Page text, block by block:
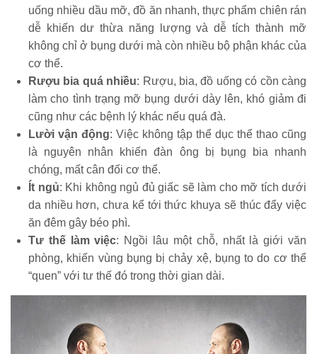
uống nhiều dầu mỡ, đồ ăn nhanh, thực phẩm chiên rán
dễ khiến dư thừa năng lượng và dễ tích thành mỡ
không chỉ ở bụng dưới mà còn nhiều bộ phận khác của
cơ thể.
Rượu bia quá nhiều: Rượu, bia, đồ uống có cồn càng
làm cho tình trạng mỡ bụng dưới dày lên, khó giảm đi
cũng như các bệnh lý khác nếu quá đà.
Lười vận động: Việc không tập thể dục thể thao cũng
là nguyên nhân khiến đàn ông bị bụng bia nhanh
chóng, mất cân đối cơ thể.
Ít ngủ: Khi không ngủ đủ giấc sẽ làm cho mỡ tích dưới
da nhiều hơn, chưa kể tới thức khuya sẽ thúc đẩy việc
ăn đêm gây béo phì.
Tư thế làm việc: Ngồi lâu một chỗ, nhất là giới văn
phòng, khiến vùng bụng bị chảy xệ, bụng to do cơ thể
“quen” với tư thế đó trong thời gian dài.